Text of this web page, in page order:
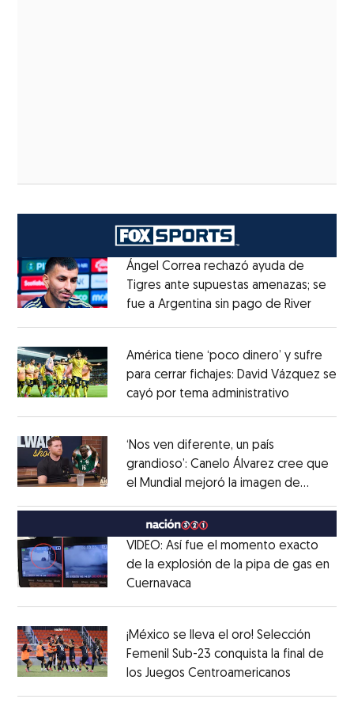
Ángel Correa rechazó ayuda de
Tigres ante supuestas amenazas; se
fue a Argentina sin pago de RiverOpens
América tiene ‘poco dinero’ y sufre
para cerrar fichajes: David Vázquez se
cayó por tema administrativo
‘Nos ven diferente, un país
grandioso’: Canelo Álvarez cree que
el Mundial mejoró la imagen de
MéxicoOpens in new window
VIDEO: Así fue el momento exacto
de la explosión de la pipa de gas en
Cuernavaca
¡México se lleva el oro! Selección
Femenil Sub-23 conquista la final de
los Juegos Centroamericanos